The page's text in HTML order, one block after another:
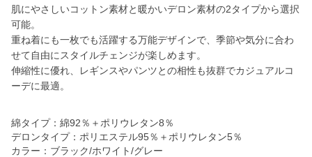
肌にやさしいコットン素材と暖かいデロン素材の2タイプから選択
可能。
重ね着にも一枚でも活躍する万能デザインで、季節や気分に合わ
せて自由にスタイルチェンジが楽しめます。
伸縮性に優れ、レギンスやパンツとの相性も抜群でカジュアルコ
ーデに最適。
綿タイプ：綿92％＋ポリウレタン8％
デロンタイプ：ポリエステル95％＋ポリウレタン5％
カラー：ブラック/ホワイト/グレー